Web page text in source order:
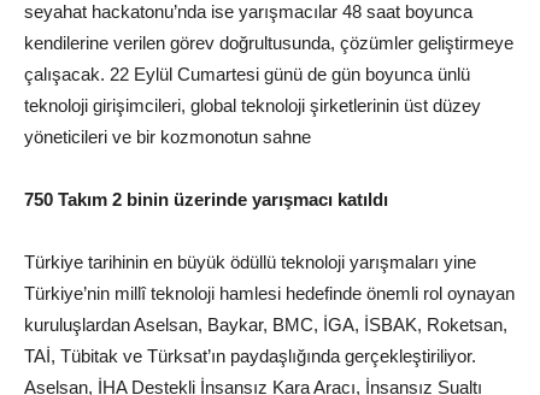
seyahat hackatonu’nda ise yarışmacılar 48 saat boyunca
kendilerine verilen görev doğrultusunda, çözümler geliştirmeye
çalışacak. 22 Eylül Cumartesi günü de gün boyunca ünlü
teknoloji girişimcileri, global teknoloji şirketlerinin üst düzey
yöneticileri ve bir kozmonotun sahne
750 Takım 2 binin üzerinde yarışmacı katıldı
Türkiye tarihinin en büyük ödüllü teknoloji yarışmaları yine
Türkiye’nin millî teknoloji hamlesi hedefinde önemli rol oynayan
kuruluşlardan Aselsan, Baykar, BMC, İGA, İSBAK, Roketsan,
TAİ, Tübitak ve Türksat’ın paydaşlığında gerçekleştiriliyor.
Aselsan, İHA Destekli İnsansız Kara Aracı, İnsansız Sualtı